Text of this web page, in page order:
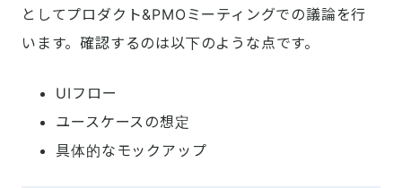
としてプロダクト&PMOミーティングでの議論を行
います。確認するのは以下のような点です。
UIフロー
ユースケースの想定
具体的なモックアップ